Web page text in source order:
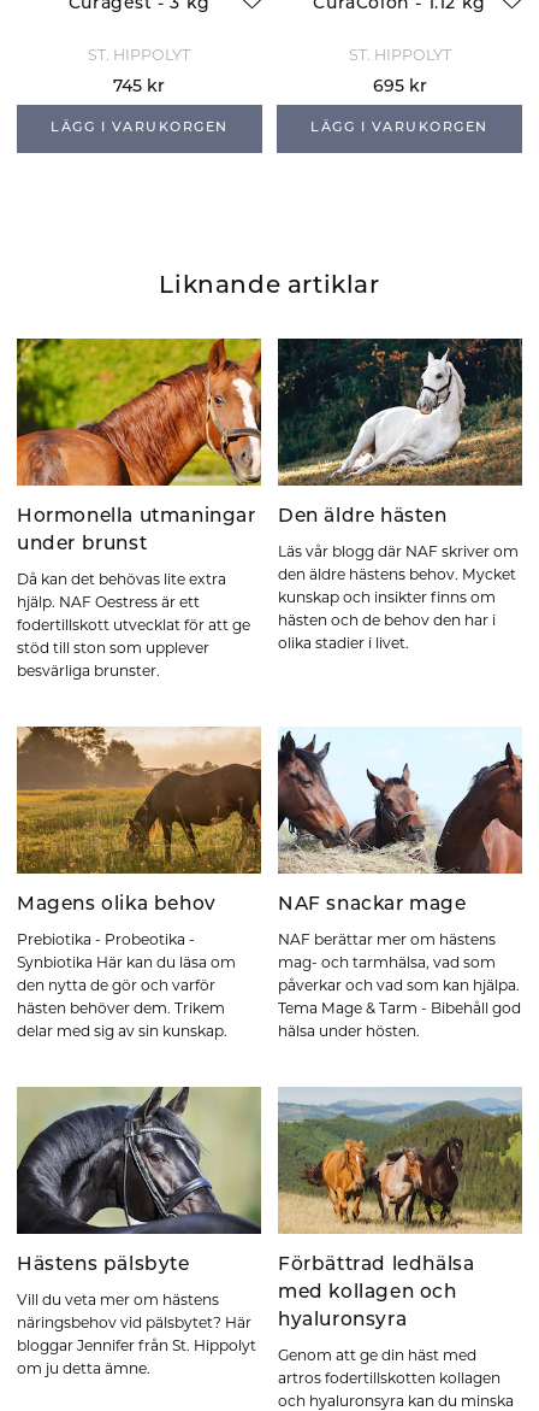
Curagest - 3 kg
ST. HIPPOLYT
745 kr
LÄGG I VARUKORGEN
CuraColon - 1.12 kg
ST. HIPPOLYT
695 kr
LÄGG I VARUKORGEN
Liknande artiklar
Hormonella utmaningar
under brunst
Då kan det behövas lite extra
hjälp. NAF Oestress är ett
fodertillskott utvecklat för att ge
stöd till ston som upplever
besvärliga brunster.
Den äldre hästen
Läs vår blogg där NAF skriver om
den äldre hästens behov. Mycket
kunskap och insikter finns om
hästen och de behov den har i
olika stadier i livet.
Magens olika behov
Prebiotika - Probeotika -
Synbiotika Här kan du läsa om
den nytta de gör och varför
hästen behöver dem. Trikem
delar med sig av sin kunskap.
NAF snackar mage
NAF berättar mer om hästens
mag- och tarmhälsa, vad som
påverkar och vad som kan hjälpa.
Tema Mage & Tarm - Bibehåll god
hälsa under hösten.
Hästens pälsbyte
Vill du veta mer om hästens
näringsbehov vid pälsbytet? Här
bloggar Jennifer från St. Hippolyt
om ju detta ämne.
Förbättrad ledhälsa
med kollagen och
hyaluronsyra
Genom att ge din häst med
artros fodertillskotten kollagen
och hyaluronsyra kan du minska